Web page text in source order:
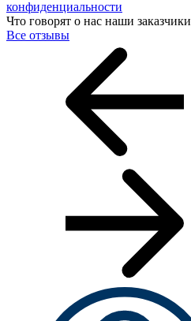
конфиденциальности
Что говорят о нас наши заказчики
Все отзывы